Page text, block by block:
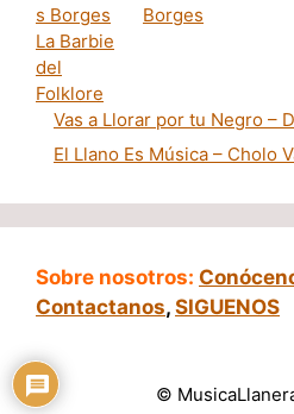
Borges
Vas a Llorar por tu Negro –
El Llano Es Música – Cholo
Sobre nosotros:
Contactanos, SIGUENOS
©